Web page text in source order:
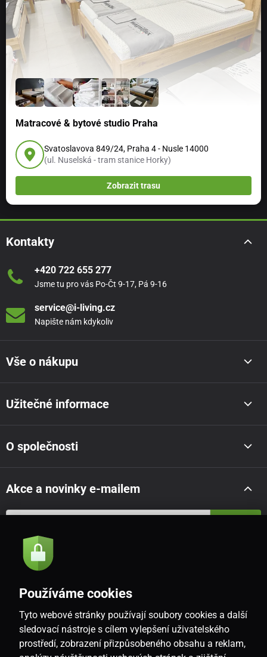
Matracové & bytové studio Praha
Svatoslavova 849/24, Praha 4 - Nusle 14000
(ul. Nuselská - tram stanice Horky)
Zobrazit trasu
Kontakty
+420 722 655 277
Jsme tu pro vás Po-Čt 9-17, Pá 9-16
service@i-living.cz
Napište nám kdykoliv
Vše o nákupu
Užitečné informace
O společnosti
Akce a novinky e-mailem
Souhlasím se
CZ
Používáme cookies
Tyto webové stránky používají soubory cookies a další
sledovací nástroje s cílem vylepšení uživatelského
prostředí, zobrazení přizpůsobeného obsahu a reklam,